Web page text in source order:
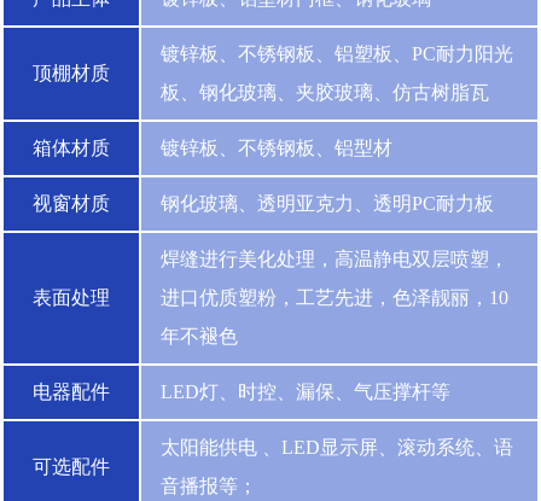
顶棚材质
镀锌板、不锈钢板、铝塑板、PC耐力阳光
板、钢化玻璃、夹胶玻璃、仿古树脂瓦
箱体材质 镀锌板、不锈钢板、铝型材
视窗材质 钢化玻璃、透明亚克力、透明PC耐力板
表面处理
焊缝进行美化处理，高温静电双层喷塑，
进口优质塑粉，工艺先进，色泽靓丽，10
年不褪色
电器配件 LED灯、时控、漏保、气压撑杆等
可选配件
太阳能供电 、LED显示屏、滚动系统、语
音播报等；